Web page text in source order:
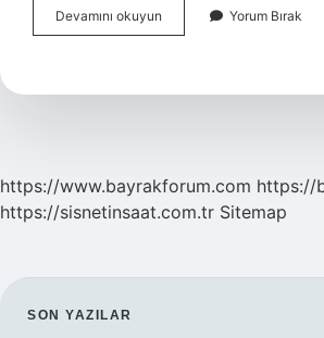
Devamını okuyun Dünyanın
En
Üreticisi
Yorum Bırak
https://www.bayrakforum.com https://
https://sisnetinsaat.com.tr Sitemap
SON YAZILAR